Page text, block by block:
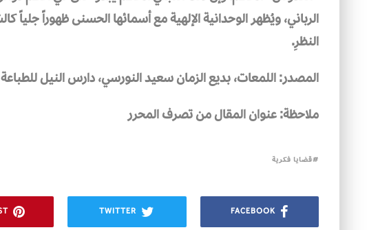
الرباني، ويُظهر الوحدانية الإلهية مع أسمائها الحسنى ظهوراً جلياً
النظرِ.
المصدر: اللمعات، بديع الزمان سعيد النورسي، دارس النيل
ملاحظة: عنوان المقال من تصرف المحرر
قضايا فكرية
FACEBOOK
TWITTER